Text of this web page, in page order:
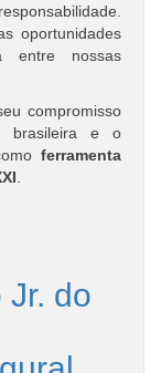
oportunidades
entre nossas
compromisso
brasileira e o
ferramenta
Jr. do